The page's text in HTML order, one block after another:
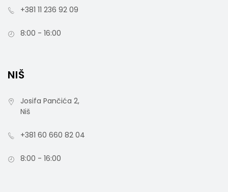
+381 11 236 92 09
8:00 - 16:00
NIŠ
Josifa Pančića 2,
Niš
+381 60 660 82 04
8:00 - 16:00